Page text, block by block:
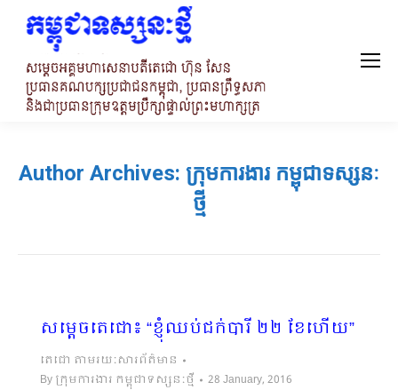
Author Archives: ក្រុមការងារ កម្ពុជាទស្សនៈ
ថ្មី
សម្តេចតេជោ៖ “ខ្ញុំឈប់ជក់បារី ២២ ខែហើយ”
តេជោ តាមរយៈសារព័ត៌មាន
By ក្រុមការងារ កម្ពុជាទស្សនៈថ្មី 28 January, 2016